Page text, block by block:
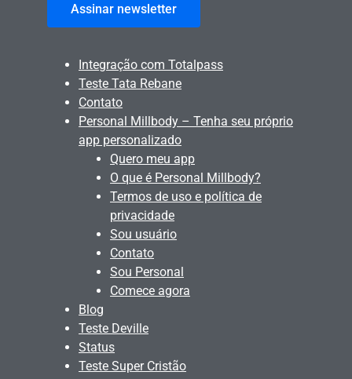
Assinar newsletter
Integração com Totalpass
Teste Tata Rebane
Contato
Personal Millbody – Tenha seu próprio
app personalizado
Quero meu app
O que é Personal Millbody?
Termos de uso e política de
privacidade
Sou usuário
Contato
Sou Personal
Comece agora
Blog
Teste Deville
Status
Teste Super Cristão